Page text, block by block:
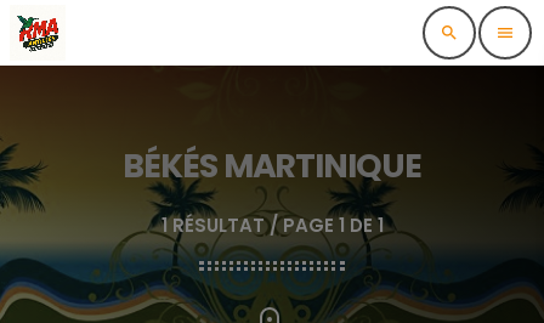
search menu
BÉKÉS MARTINIQUE
1 RÉSULTAT / PAGE 1 DE 1